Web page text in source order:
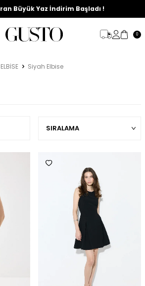
Büyük Yaz İndirim Başladı !
0
ELBİSE Siyah Elbise